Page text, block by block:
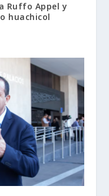
Ruffo Appel y
huachicol